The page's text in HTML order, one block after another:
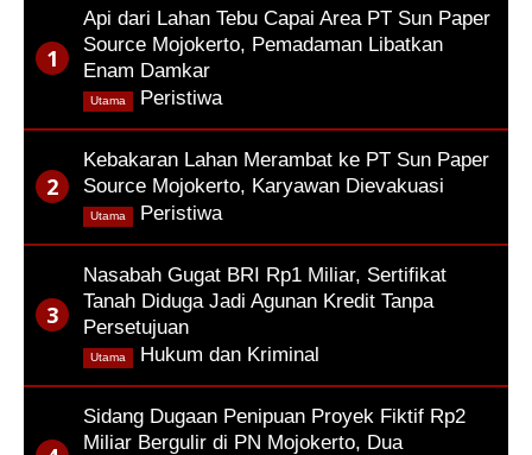
Api dari Lahan Tebu Capai Area PT Sun Paper
Source Mojokerto, Pemadaman Libatkan
Enam Damkar
Peristiwa
Utama
Kebakaran Lahan Merambat ke PT Sun Paper
Source Mojokerto, Karyawan Dievakuasi
Peristiwa
Utama
Nasabah Gugat BRI Rp1 Miliar, Sertifikat
Tanah Diduga Jadi Agunan Kredit Tanpa
Persetujuan
Hukum dan Kriminal
Utama
Sidang Dugaan Penipuan Proyek Fiktif Rp2
Miliar Bergulir di PN Mojokerto, Dua